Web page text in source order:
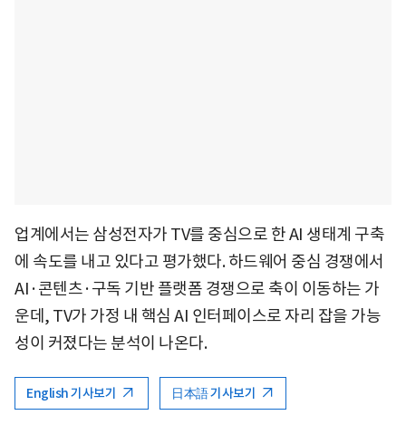
업계에서는 삼성전자가 TV를 중심으로 한 AI 생태계 구축
에 속도를 내고 있다고 평가했다. 하드웨어 중심 경쟁에서
AI·콘텐츠·구독 기반 플랫폼 경쟁으로 축이 이동하는 가
운데, TV가 가정 내 핵심 AI 인터페이스로 자리 잡을 가능
성이 커졌다는 분석이 나온다.
English 기사보기 日本語 기사보기